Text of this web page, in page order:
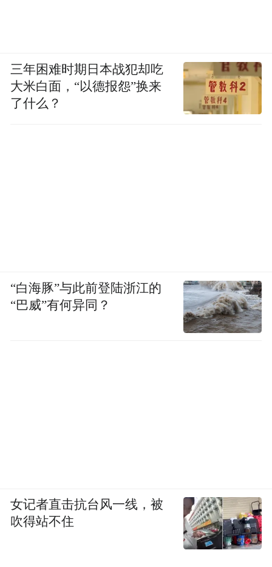
三年困难时期日本战犯却吃
大米白面，“以德报怨”换来
了什么？
“白海豚”与此前登陆浙江的
“巴威”有何异同？
女记者直击抗台风一线，被
吹得站不住